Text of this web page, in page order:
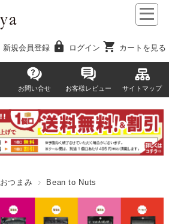
新規会員登録 lock ログイン shopping_cart カートを見る
お問い合せ お客様レビュー サイトマップ
おつまみ Bean to Nuts